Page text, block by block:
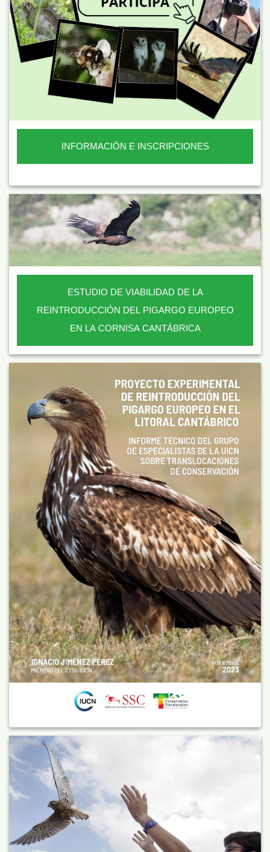
INFORMACIÓN E INSCRIPCIONES
ESTUDIO DE VIABILIDAD DE LA
REINTRODUCCIÓN DEL PIGARGO EUROPEO
EN LA CORNISA CANTÁBRICA